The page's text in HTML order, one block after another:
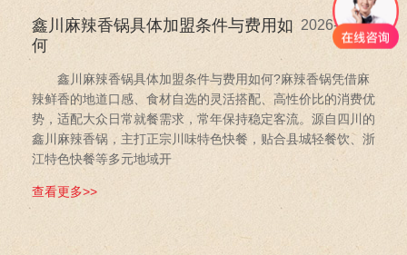
2026-07-25
鑫川麻辣香锅具体加盟条件与费用如
何
鑫川麻辣香锅具体加盟条件与费用如何?麻辣香锅凭借麻
辣鲜香的地道口感、食材自选的灵活搭配、高性价比的消费优
势，适配大众日常就餐需求，常年保持稳定客流。源自四川的
鑫川麻辣香锅，主打正宗川味特色快餐，贴合县城轻餐饮、浙
江特色快餐等多元地域开
查看更多>>